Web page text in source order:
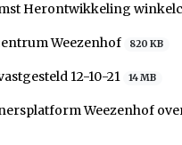
Herontwikkeling
Weezenhof 820 KB
12-10-21 14 MB
Weezenhof